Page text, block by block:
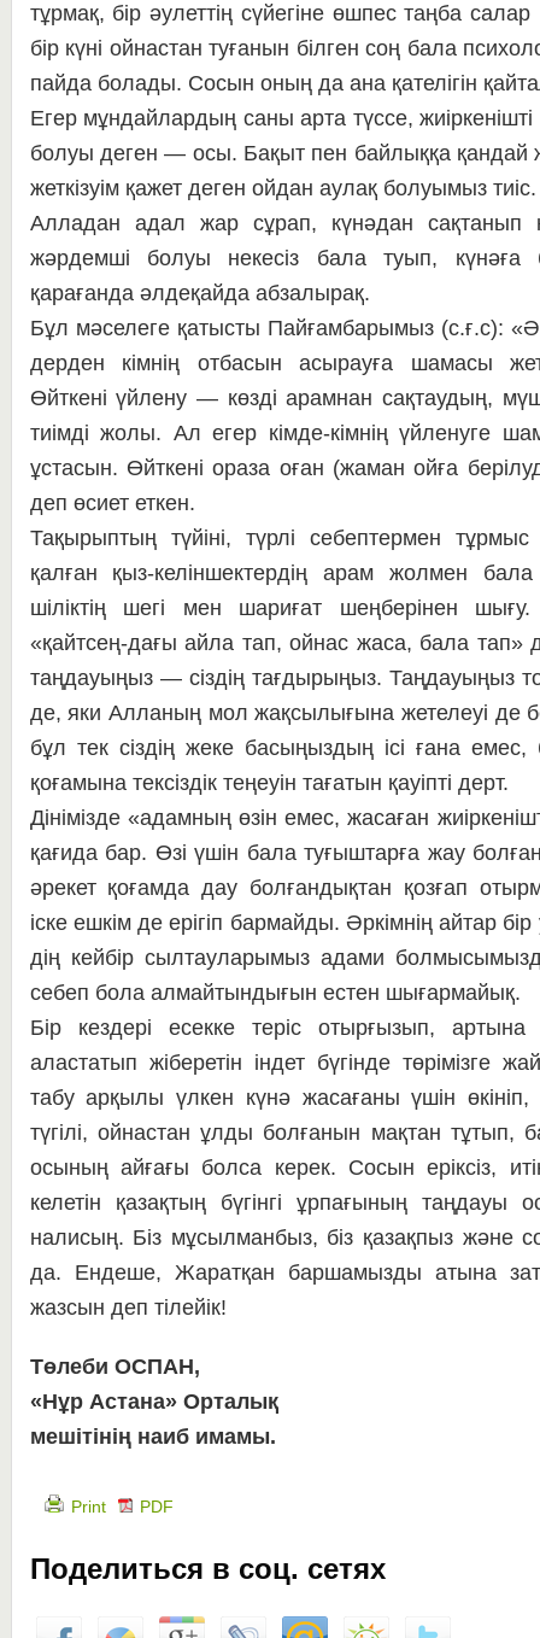
тұрмақ, бір әулеттің сүй­егіне өшпес таңба салар
бір күні ойнастан ту­ғанын білген соң бала
пайда бо­ла­ды. Сосын оның да ана қателігін
Егер мұн­дайлардың саны арта түссе,
болуы деген — осы. Бақыт пен байлыққа қандай
жеткізуім қажет де­ген ойдан аулақ болуымыз
Алладан адал жар сұрап, күнәдан сақтанып
жәрдемші бо­луы некесіз бала туып, күнәға
қарағанда әл­де­қайда абзалырақ.
Бұл мәселеге қатысты Пайғам­ба­­ры­мыз (с.ғ.с):
дерден кімнің отбасын асы­рау­ға шамасы
Өйткені үйлену — көзді арам­нан сақтаудың,
тиімді жолы. Ал егер кім­де-кімнің үйленуге
ұстасын. Өйткені ора­за оған (жаман ойға
деп өсиет еткен.
Тақырыптың түйіні, түрлі се­беп­термен
қалған қыз-келіншектердің арам жолмен
шіліктің шегі мен шариғат шең­берінен
«қайтсең-дағы айла тап, ой­нас жаса, бала тап»
таңдауыңыз — сіздің тағ­ды­ры­ңыз. Таңдауыңыз
де, яки Алланың мол жақсылығына жетелеуі де
бұл тек сіздің жеке басыңыздың ісі ғана
қоғамына тек­сіздік теңеуін тағатын қауіпті дерт.
Дінімізде «адамның өзін емес, жа­саған
қағида бар. Өзі үшін бала туғыштарға жау
әрекет қо­ғамда дау болғандықтан қозғап
іске еш­кім де ерігіп бармайды. Әркім­нің айтар
дің кейбір сылтауларымыз ада­ми
себеп бола алмайтындығын ес­тен шығармайық.
Бір кездері есекке теріс отырғызып,
аластатып жіберетін індет бүгінде төрімізге
табу арқылы үлкен күнә жасағаны үшін
түгілі, ойнастан ұлды болғанын мақтан тұтып,
осының айғағы болса керек. Сосын еріксіз,
келетін қазақтың бүгінгі ұрпағының
налисың. Біз мұсылманбыз, біз қазақпыз және
да. Ендеше, Жаратқан баршамызды атына
жазсын деп тілейік!
Төлеби ОСПАН,
«Нұр Астана» Орталық
мешітінің наиб имамы.
Print PDF
Поделиться в соц. сетях